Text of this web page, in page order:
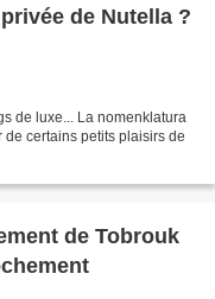
de Nutella ?
de luxe... La nomenklatura
certains petits plaisirs de
de Tobrouk